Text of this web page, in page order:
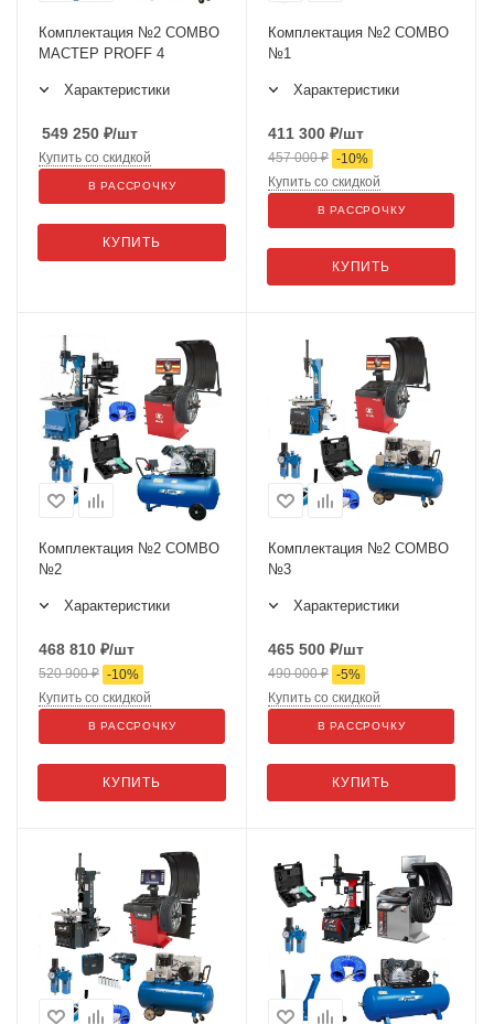
Комплектация №2 COMBO
МАСТЕР PROFF 4
Характеристики
549 250 ₽/шт
КУПИТЬ
Купить со скидкой
В РАССРОЧКУ
Комплектация №2 COMBO
№1
Характеристики
411 300 ₽/шт
457 000₽ -10%
КУПИТЬ
Купить со скидкой
В РАССРОЧКУ
Комплектация №2 COMBO
№2
Характеристики
468 810 ₽/шт
520 900₽ -10%
КУПИТЬ
Купить со скидкой
В РАССРОЧКУ
Комплектация №2 COMBO
№3
Характеристики
465 500 ₽/шт
490 000₽ -5%
КУПИТЬ
Купить со скидкой
В РАССРОЧКУ